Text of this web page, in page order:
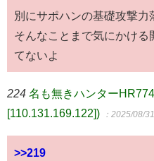
別にサポハンの基礎攻撃
そんなことまで気にかける
てないよ
224 名も無きハンター
[110.131.169.122])
：2025/08/
>>219